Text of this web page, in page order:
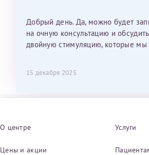
Добрый день. Да, можно будет
на очную консультацию и
двойную стимуляцию, которые
15 декабря 2025
О центре Услуги
Цены и акции